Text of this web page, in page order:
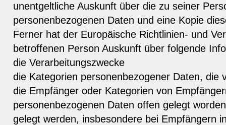
unentgeltliche Auskunft über die zu seiner
personenbezogenen Daten und eine Kopie
Ferner hat der Europäische Richtlinien- und
betroffenen Person Auskunft über folgende
die Verarbeitungszwecke
die Kategorien personenbezogener Daten, die
die Empfänger oder Kategorien von
personenbezogenen Daten offen gelegt
gelegt werden, insbesondere bei Empfängern